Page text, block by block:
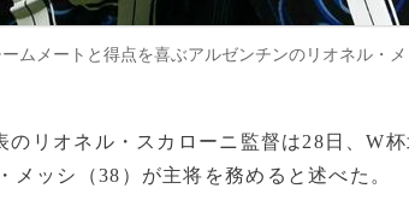
ムメートと得点を喜ぶアルゼンチンのリオネル・メ
のリオネル・スカローニ監督は28日、W
ッシ（38）が主将を務めると述べた。